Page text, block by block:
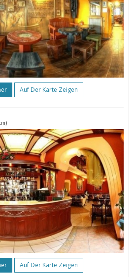
Auf Der Karte Zeigen
Auf Der Karte Zeigen